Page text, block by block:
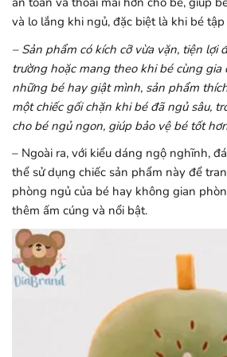
và lo lắng khi ngủ, đặc biệt là khi bé
– Sản phẩm có kích cỡ vừa vặn, tiện lợi
trường hoặc mang theo khi bé cùng
những bé hay giật mình, sản phẩm
một chiếc gối chặn khi bé đã ngủ sâu,
cho bé ngủ ngon, giúp bảo vệ bé tốt
– Ngoài ra, với kiểu dáng ngộ nghĩnh,
thể sử dụng chiếc sản phẩm này để
phòng ngủ của bé hay không gian
thêm ấm cúng và nổi bật.